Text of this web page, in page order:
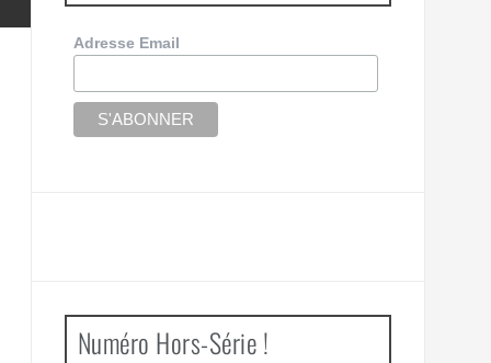
Adresse Email
Numéro Hors-Série !